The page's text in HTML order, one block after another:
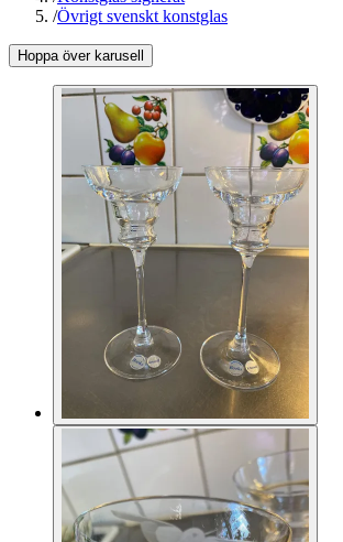
/Övrigt svenskt konstglas
Hoppa över karusell